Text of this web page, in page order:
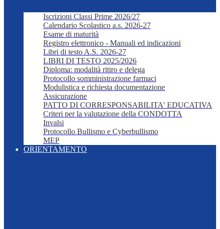
Iscrizioni Classi Prime 2026/27
Calendario Scolastico a.s. 2026-27
Esame di maturità
Registro elettronico - Manuali ed indicazioni
Libri di testo A.S. 2026-27
LIBRI DI TESTO 2025/2026
Diploma: modalità ritiro e delega
Protocollo somministrazione farmaci
Modulistica e richiesta documentazione
Assicurazione
PATTO DI CORRESPONSABILITA' EDUCATIVA
Criteri per la valutazione della CONDOTTA
Invalsi
Protocollo Bullismo e Cyberbullismo
MEP
ORIENTAMENTO